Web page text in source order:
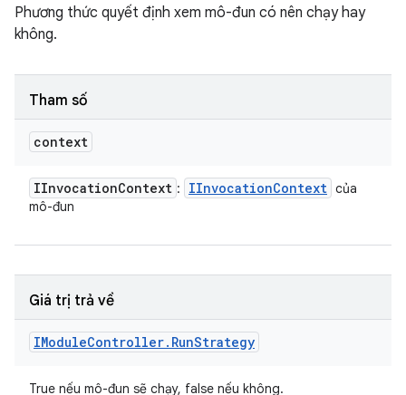
Phương thức quyết định xem mô-đun có nên chạy hay
không.
Tham số
context
IInvocationContext : IInvocationContext của
mô-đun
Giá trị trả về
IModuleController. RunStrategy
True nếu mô-đun sẽ chạy, false nếu không.